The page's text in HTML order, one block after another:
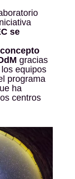
se
gracias
equipos
programa
ha
centros